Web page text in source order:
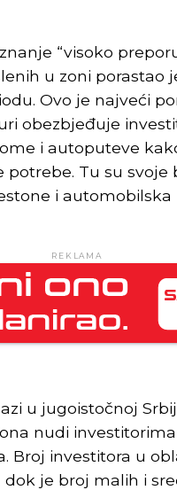
“visoko
u zoni porastao
Ovo je najveći
obezbjeđuje
i autoputeve
Tu su svoje
i automobilska
REKLAMA
u jugoistočnoj
nudi
Broj investitora u
dok je broj malih i